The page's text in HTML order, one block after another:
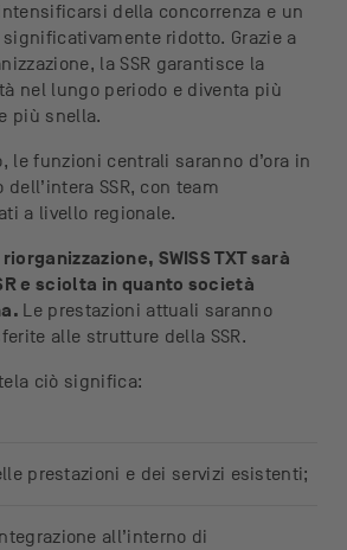
della concorrenza e un
ridotto. Grazie a
la SSR garantisce la
nel lungo periodo e diventa più
più snella.
le funzioni centrali saranno d’ora in
SSR, con team
a livello regionale.
SWISS TXT sarà
e sciolta in quanto società
Le prestazioni attuali saranno
alle strutture della SSR.
ciò significa:
prestazioni e dei servizi esistenti;
all’interno di